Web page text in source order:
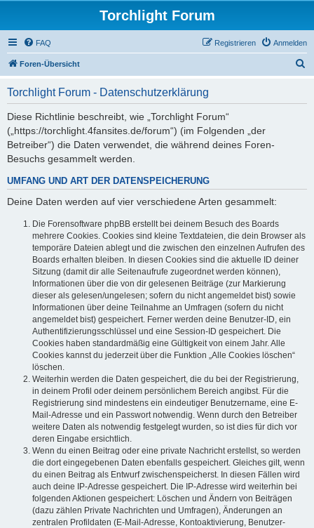
Torchlight Forum
FAQ Anmelden
Registrieren
Foren-Übersicht
Torchlight Forum - Datenschutzerklärung
Diese Richtlinie beschreibt, wie „Torchlight Forum“
(„https://torchlight.4fansites.de/forum“) (im Folgenden „der
Betreiber“) die Daten verwendet, die während deines Foren-
Besuchs gesammelt werden.
UMFANG UND ART DER DATENSPEICHERUNG
Deine Daten werden auf vier verschiedene Arten gesammelt:
Die Forensoftware phpBB erstellt bei deinem Besuch des Boards
mehrere Cookies. Cookies sind kleine Textdateien, die dein Browser als
temporäre Dateien ablegt und die zwischen den einzelnen Aufrufen des
Boards erhalten bleiben. In diesen Cookies sind die aktuelle ID deiner
Sitzung (damit dir alle Seitenaufrufe zugeordnet werden können),
Informationen über die von dir gelesenen Beiträge (zur Markierung
dieser als gelesen/ungelesen; sofern du nicht angemeldet bist) sowie
Informationen über deine Teilnahme an Umfragen (sofern du nicht
angemeldet bist) gespeichert. Ferner werden deine Benutzer-ID, ein
Authentifizierungsschlüssel und eine Session-ID gespeichert. Die
Cookies haben standardmäßig eine Gültigkeit von einem Jahr. Alle
Cookies kannst du jederzeit über die Funktion „Alle Cookies löschen“
löschen.
Weiterhin werden die Daten gespeichert, die du bei der Registrierung,
in deinem Profil oder deinem persönlichem Bereich angibst. Für die
Registrierung sind mindestens ein eindeutiger Benutzername, eine E-
Mail-Adresse und ein Passwort notwendig. Wenn durch den Betreiber
weitere Daten als notwendig festgelegt wurden, so ist dies für dich vor
deren Eingabe ersichtlich.
Wenn du einen Beitrag oder eine private Nachricht erstellst, so werden
die dort eingegebenen Daten ebenfalls gespeichert. Gleiches gilt, wenn
du einen Beitrag als Entwurf zwischenspeicherst. In diesen Fällen wird
auch deine IP-Adresse gespeichert. Die IP-Adresse wird weiterhin bei
folgenden Aktionen gespeichert: Löschen und Ändern von Beiträgen
(dazu zählen Private Nachrichten und Umfragen), Änderungen an
zentralen Profildaten (E-Mail-Adresse, Kontoaktivierung, Benutzer-